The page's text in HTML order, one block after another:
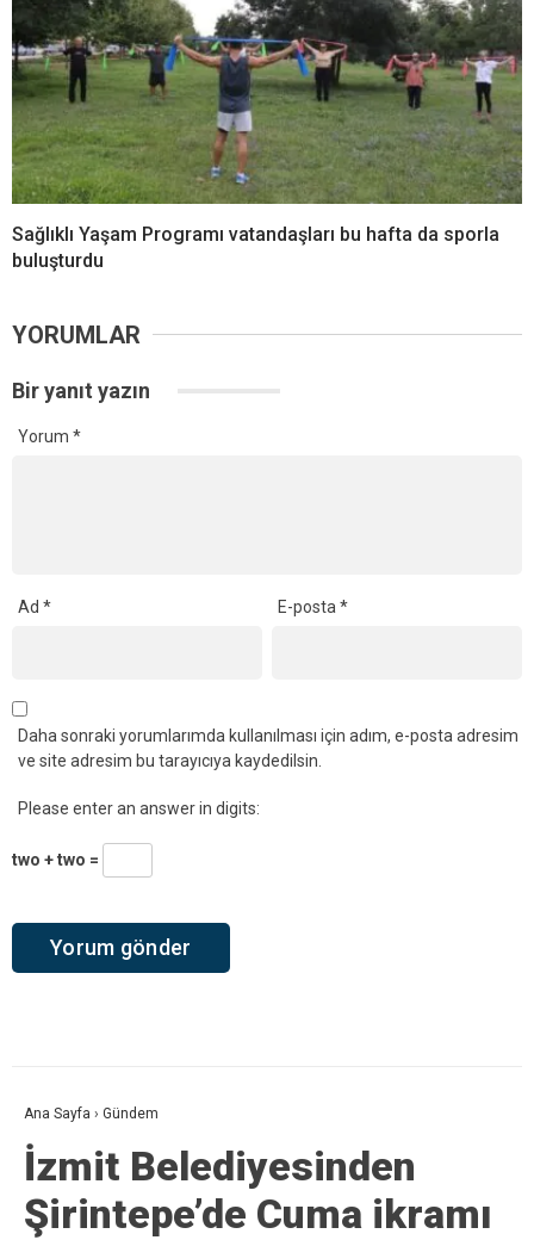
Sağlıklı Yaşam Programı vatandaşları bu hafta da sporla
buluşturdu
YORUMLAR
Bir yanıt yazın
Yorum *
Ad * E-posta*
Daha sonraki yorumlarımda kullanılması için adım, e-posta adresim
ve site adresim bu tarayıcıya kaydedilsin.
Please enter an answer in digits:
two + two =
Ana Sayfa › Gündem
İzmit Belediyesinden
Şirintepe’de Cuma ikramı